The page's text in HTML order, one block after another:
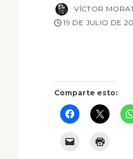
Comparte esto:
VÍCTOR
19 DE JULIO DE